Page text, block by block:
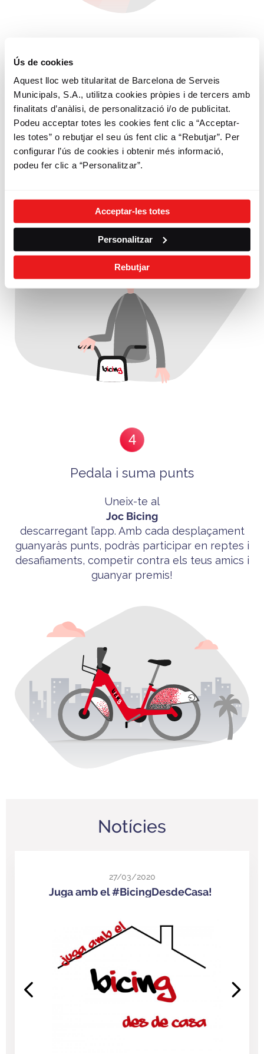
Ús de cookies
Aquest lloc web titularitat de Barcelona de Serveis
Municipals, S.A., utilitza cookies pròpies i de tercers amb
finalitats d’anàlisi, de personalització i/o de publicitat.
Podeu acceptar totes les cookies fent clic a “Acceptar-
les totes” o rebutjar el seu ús fent clic a “Rebutjar”. Per
configurar l’ús de cookies i obtenir més informació,
podeu fer clic a “Personalitzar”.
Acceptar-les totes
Personalitzar
Rebutjar
3
Fes Bicing
Sigues sostenible
Gaudeix dels teus desplaçaments
Circula amb respecte i civisme
Barcelona
4
Pedala i suma punts
Uneix-te al
Joc Bicing
descarregant l’app. Amb cada desplaçament
guanyaràs punts, podràs participar en reptes i
desafiaments, competir contra els teus amics i
guanyar premis!
Notícies
27/03/2020
Juga amb el #BicingDesdeCasa!